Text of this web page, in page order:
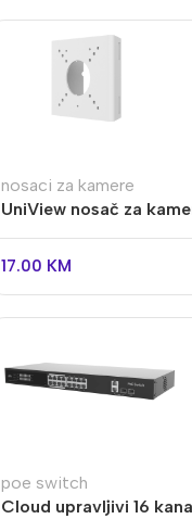
Dome
DVR snimači
Pokretne
Bežično
nosaci za kamere
UniView nosač za
17.00 KM
poe switch
Cloud upravljivi 16